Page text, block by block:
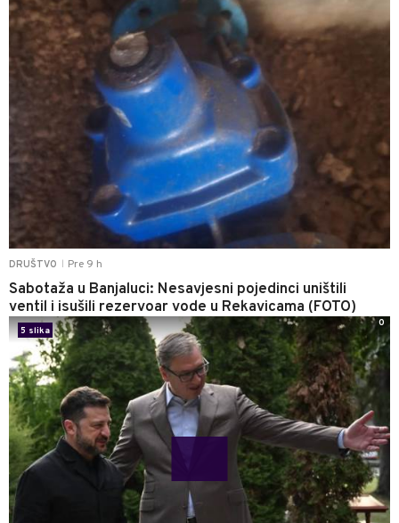
DRUŠTVO Pre 9 h
Sabotaža u Banjaluci: Nesavjesni pojedinci uništili
ventil i isušili rezervoar vode u Rekavicama (FOTO)
5 slika
0